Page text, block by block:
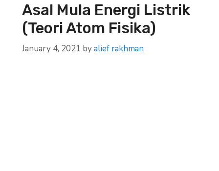
Asal Mula Energi Listrik
(Teori Atom Fisika)
January 4, 2021 byalief rakhman